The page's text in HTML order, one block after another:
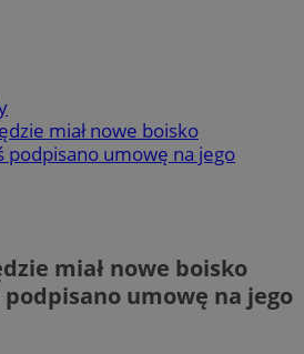
miał nowe boisko
podpisano umowę na jego
miał nowe boisko
umowę na jego